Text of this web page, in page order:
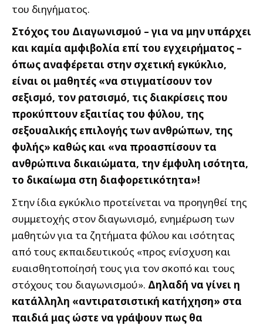
του διηγήματος.
Στόχος του Διαγωνισμού – για να μην υπάρχει
και καμία αμφιβολία επί του εγχειρήματος –
όπως αναφέρεται στην σχετική εγκύκλιο,
είναι οι μαθητές «να στιγματίσουν τον
σεξισμό, τον ρατσισμό, τις διακρίσεις που
προκύπτουν εξαιτίας του φύλου, της
σεξουαλικής επιλογής των ανθρώπων, της
φυλής» καθώς και «να προασπίσουν τα
ανθρώπινα δικαιώματα, την έμφυλη ισότητα,
το δικαίωμα στη διαφορετικότητα»!
Στην ίδια εγκύκλιο προτείνεται να προηγηθεί της
συμμετοχής στον διαγωνισμό, ενημέρωση των
μαθητών για τα ζητήματα φύλου και ισότητας
από τους εκπαιδευτικούς «προς ενίσχυση και
ευαισθητοποίησή τους για τον σκοπό και τους
στόχους του διαγωνισμού». Δηλαδή να γίνει η
κατάλληλη «αντιρατσιστική κατήχηση» στα
παιδιά μας ώστε να γράψουν πως θα